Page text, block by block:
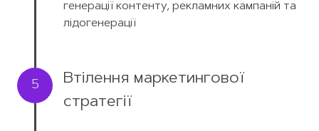
генерації контенту, рекламних кампаній та
лідогенерації
5
Втілення маркетингової
стратегії